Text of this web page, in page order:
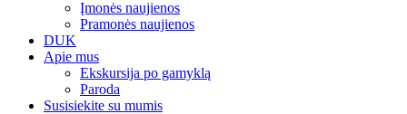
Įmonės naujienos
Pramonės naujienos
DUK
Apie mus
Ekskursija po gamyklą
Paroda
Susisiekite su mumis